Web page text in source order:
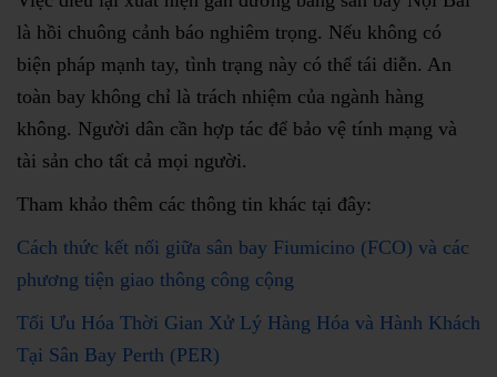
là hồi chuông cảnh báo nghiêm trọng. Nếu không có
biện pháp mạnh tay, tình trạng này có thể tái diễn. An
toàn bay không chỉ là trách nhiệm của ngành hàng
không. Người dân cần hợp tác để bảo vệ tính mạng và
tài sản cho tất cả mọi người.
Tham khảo thêm các thông tin khác tại đây:
Cách thức kết nối giữa sân bay Fiumicino (FCO) và các
phương tiện giao thông công cộng
Tối Ưu Hóa Thời Gian Xử Lý Hàng Hóa và Hành Khách
Tại Sân Bay Perth (PER)